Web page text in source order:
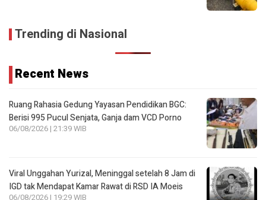
Trending di Nasional
Recent News
Ruang Rahasia Gedung Yayasan Pendidikan BGC:
Berisi 995 Pucul Senjata, Ganja dam VCD Porno
06/08/2026 | 21:39 WIB
Viral Unggahan Yurizal, Meninggal setelah 8 Jam di
IGD tak Mendapat Kamar Rawat di RSD IA Moeis
06/08/2026 | 19:29 WIB